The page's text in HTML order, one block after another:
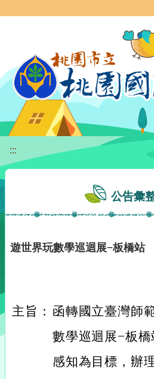
:::
公告彙
遊世界玩數學巡迴展−板橋站
主旨： 函轉國立臺灣師
數學巡迴展−板
感知為目標，辦